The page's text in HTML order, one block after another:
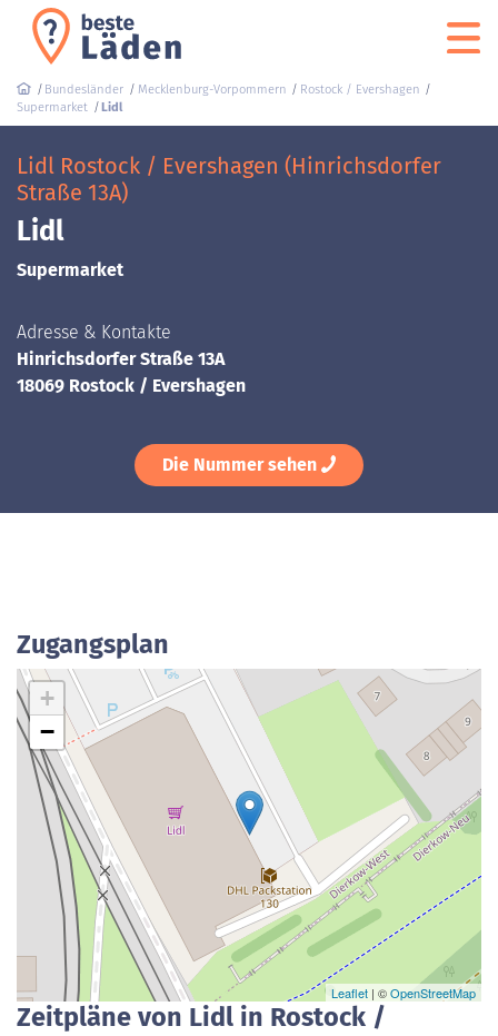
Bundesländer Mecklenburg-Vorpommern
Rostock / Evershagen
Supermarket
Lidl
Lidl Rostock / Evershagen (Hinrichsdorfer
Straße 13A)
Lidl
Supermarket
Adresse & Kontakte
Hinrichsdorfer Straße 13A
18069 Rostock / Evershagen
Die Nummer sehen
Zugangsplan
+
−
Leaflet | ©OpenStreetMap
Zeitpläne von Lidl in Rostock /